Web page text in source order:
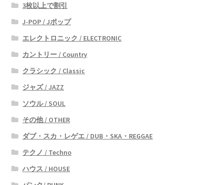
3枚以上で割引
J-POP / Jポップ
エレクトロニック / ELECTRONIC
カントリー / Country
クラシック / Classic
ジャズ / JAZZ
ソウル / SOUL
その他 / OTHER
ダブ・スカ・レゲエ / DUB・SKA・REGGAE
テクノ / Techno
ハウス / HOUSE